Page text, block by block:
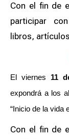
Con el fin de
participar
libros,
El viernes 11
expondrá a los
“Inicio de la vida
Con el fin de